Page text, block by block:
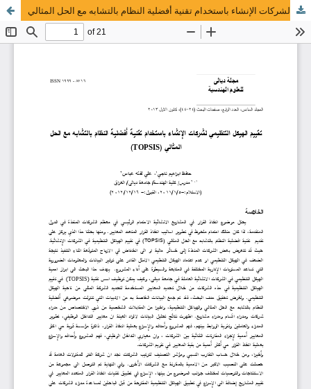
تقييم الهيكل التنظيمي لشركات الإنشاء باستخدام تقنية أفضلية النظام بالتشابه مع الحل المثالي (TOPSIS )